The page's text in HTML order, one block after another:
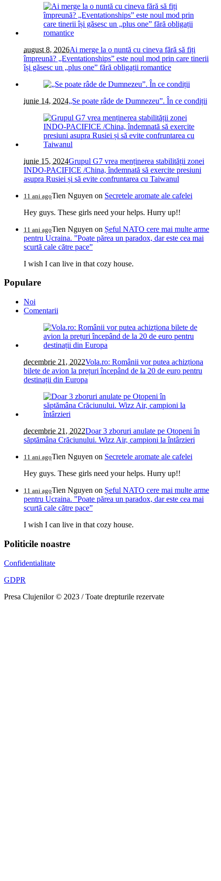
august 8, 2026Ai merge la o nuntă cu cineva fără să fiți
împreună? „Eventationships” este noul mod prin care tinerii
își găsesc un „plus one” fără obligații romantice
iunie 14, 2024„Se poate râde de Dumnezeu”. În ce condiții
iunie 15, 2024Grupul G7 vrea menținerea stabilității zonei
INDO-PACIFICE /China, îndemnată să exercite presiuni
asupra Rusiei și să evite confruntarea cu Taiwanul
11 ani agoTien Nguyen on Secretele aromate ale cafelei
Hey guys. These girls need your helps. Hurry up!!
11 ani agoTien Nguyen on Șeful NATO cere mai multe arme
pentru Ucraina. ”Poate părea un paradox, dar este cea mai
scurtă cale către pace”
I wish I can live in that cozy house.
Populare
Noi
Comentarii
decembrie 21, 2022Vola.ro: Românii vor putea achizționa
bilete de avion la prețuri începând de la 20 de euro pentru
destinații din Europa
decembrie 21, 2022Doar 3 zboruri anulate pe Otopeni în
săptămâna Crăciunului. Wizz Air, campioni la întârzieri
11 ani agoTien Nguyen on Secretele aromate ale cafelei
Hey guys. These girls need your helps. Hurry up!!
11 ani agoTien Nguyen on Șeful NATO cere mai multe arme
pentru Ucraina. ”Poate părea un paradox, dar este cea mai
scurtă cale către pace”
I wish I can live in that cozy house.
Politicile noastre
Confidentialitate
GDPR
Presa Clujenilor © 2023 / Toate drepturile rezervate